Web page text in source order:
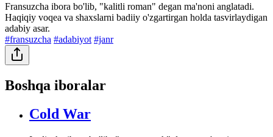
Fransuzcha ibora bo'lib, "kalitli roman" degan ma'noni anglatadi.
Haqiqiy voqea va shaxslarni badiiy o'zgartirgan holda tasvirlaydigan
adabiy asar.
#fransuzcha #adabiyot #janr
Boshqa iboralar
Cold War